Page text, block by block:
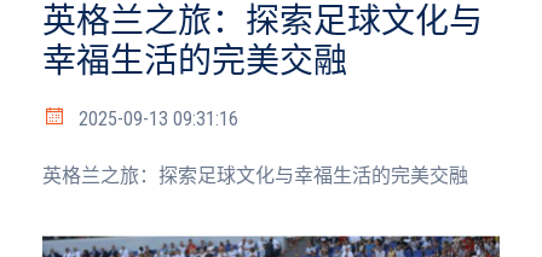
英格兰之旅：探索足球文化与
幸福生活的完美交融
2025-09-13 09:31:16
英格兰之旅：探索足球文化与幸福生活的完美交融